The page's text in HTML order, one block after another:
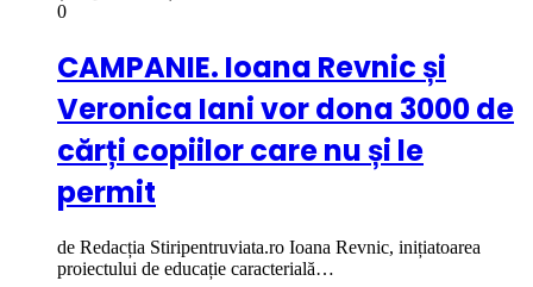
0
CAMPANIE. Ioana Revnic și
Veronica Iani vor dona 3000 de
cărți copiilor care nu și le
permit
de Redacția Stiripentruviata.ro Ioana Revnic, inițiatoarea
proiectului de educație caracterială…